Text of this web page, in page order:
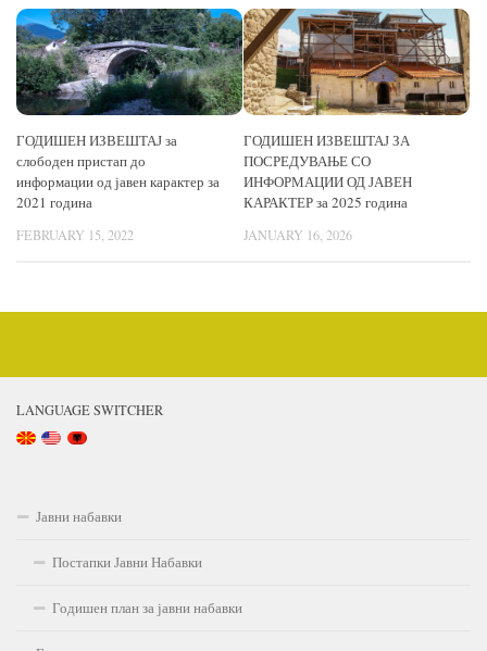
ГОДИШЕН ИЗВЕШТАЈ за
слободен пристап до
информации од јавен карактер за
2021 година
FEBRUARY 15, 2022
ГОДИШЕН ИЗВЕШТАЈ ЗА
ПОСРЕДУВАЊЕ СО
ИНФОРМАЦИИ ОД ЈАВЕН
КАРАКТЕР за 2025 година
JANUARY 16, 2026
LANGUAGE SWITCHER
Јавни набавки
Постапки Јавни Набавки
Годишен план за јавни набавки